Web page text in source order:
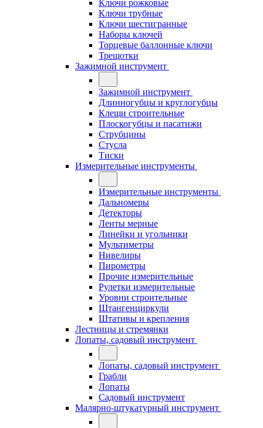
Ключи рожковые
Ключи трубные
Ключи шестигранные
Наборы ключей
Торцевые баллонные ключи
Трещотки
Зажимной инструмент
Зажимной инструмент
Длинногубцы и круглогубцы
Клещи строительные
Плоскогубцы и пасатижи
Струбцины
Стусла
Тиски
Измерительные инструменты
Измерительные инструменты
Дальномеры
Детекторы
Ленты мерные
Линейки и угольники
Мультиметры
Нивелиры
Пирометры
Прочие измерительные
Рулетки измерительные
Уровни строительные
Штангенциркули
Штативы и крепления
Лестницы и стремянки
Лопаты, садовый инструмент
Лопаты, садовый инструмент
Грабли
Лопаты
Садовый инструмент
Малярно-штукатурный инструмент